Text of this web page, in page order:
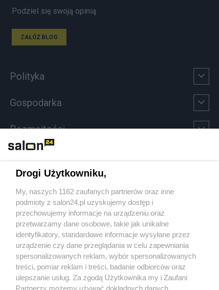
Podziel się swoją opinią
ZAŁÓŻ BLOG
Polityka
Gospodarka
Rozmaitości
Sport
Społeczeństwo
Kultura
X Facebook Instagram Youtube
Drogi Użytkowniku,
My, naszych 1162 zaufanych partnerów oraz inne
podmioty z salon24.pl uzyskujemy dostęp i
przechowujemy informacje na urządzeniu oraz
przetwarzamy dane osobowe, takie jak unikalne
identyfikatory, standardowe informacje wysyłane przez
urządzenie czy dane przeglądania w celu zapewniania
spersonalizowanych reklam, wybór spersonalizowanych
treści, pomiar reklam i treści, badanie odbiorców oraz
ulepszanie usług. Za zgodą Użytkownika my i Zaufani
Partnerzy możemy używać dokładnych danych